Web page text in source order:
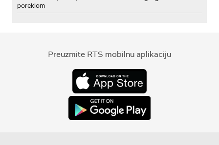
poreklom
Preuzmite RTS mobilnu aplikaciju